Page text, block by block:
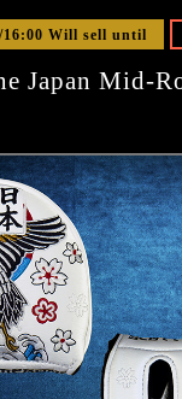
16:00 Will sell until
Japan Mid-